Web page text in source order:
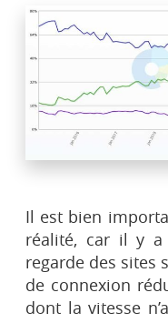
Il est bien
réalité, car il y a
regarde des sites
de connexion
dont la vitesse